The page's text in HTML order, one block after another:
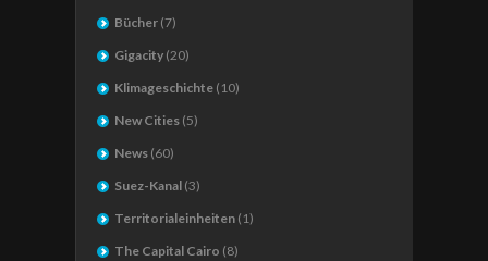
Bücher (7)
Gigacity (20)
Klimageschichte (10)
New Cities (5)
News (60)
Suez-Kanal (3)
Territorialeinheiten (1)
The Capital Cairo (8)